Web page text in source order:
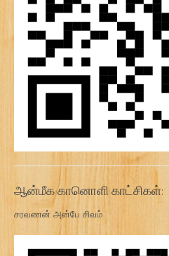
ஆன்மீக கானொளி காட்சிகள்:
சரவணன் அன்பே சிவம்